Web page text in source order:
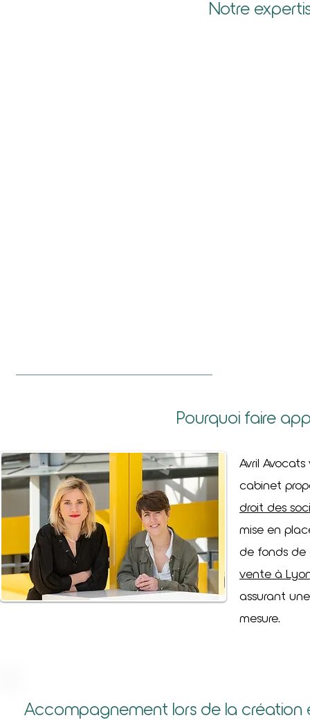
Notre
Pourquoi faire
Avril
cabinet
droit des
mise en
de fonds de
vente à
assurant
mesure.
Accompagnement lors de la création